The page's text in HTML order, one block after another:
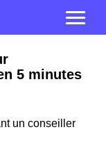
5 minutes
un conseiller